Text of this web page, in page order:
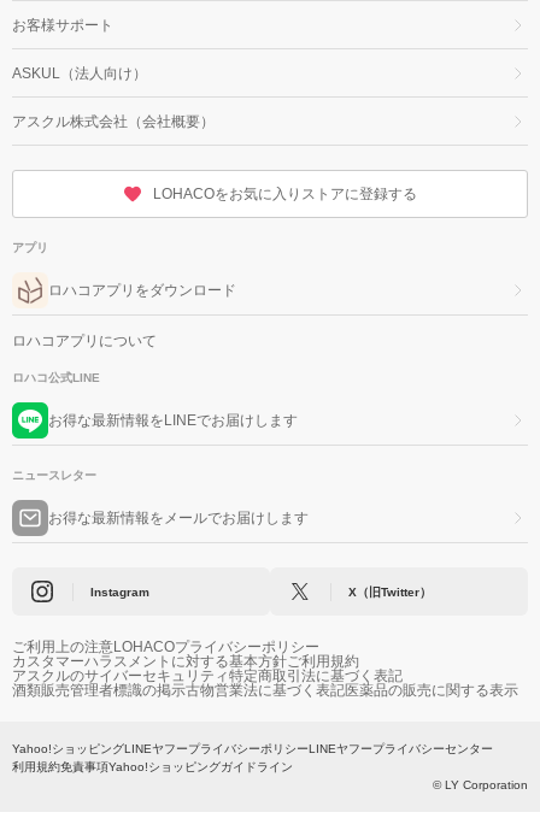
お客様サポート
ASKUL（法人向け）
アスクル株式会社（会社概要）
LOHACOをお気に入りストアに登録する
アプリ
ロハコアプリをダウンロード
ロハコアプリについて
ロハコ公式LINE
お得な最新情報をLINEでお届けします
ニュースレター
お得な最新情報をメールでお届けします
Instagram X（旧Twitter）
ご利用上の注意LOHACOプライバシーポリシー
カスタマーハラスメントに対する基本方針ご利用規約
アスクルのサイバーセキュリティ特定商取引法に基づく表記
酒類販売管理者標識の掲示古物営業法に基づく表記医薬品の販売に関する表示
Yahoo!ショッピングLINEヤフープライバシーポリシーLINEヤフープライバシーセンター
利用規約免責事項Yahoo!ショッピングガイドライン
© LY Corporation